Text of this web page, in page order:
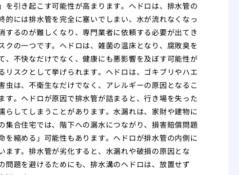
引き起こす可能性が高まります。ヘドロは、排水管の
には排水管を完全に塞いでしまい、水が流れなくなっ
るのが難しくなり、専門業者に依頼する必要が出てき
の一つです。ヘドロは、雑菌の温床となり、腐敗臭を
不快なだけでなく、健康にも悪影響を及ぼす可能性が
スクとして挙げられます。ヘドロは、ゴキブリやハエ
は、不衛生なだけでなく、アレルギーの原因となるこ
。ヘドロが原因で排水管が詰まると、行き場を失った
してしまうことがあります。水漏れは、家財や建物に
合住宅では、階下への漏水につながり、損害賠償問題
縮める」可能性もあります。ヘドロが排水管の内側に
す。排水管が劣化すると、水漏れや破損の原因とな
題を避けるためにも、排水溝のヘドロは、放置せず